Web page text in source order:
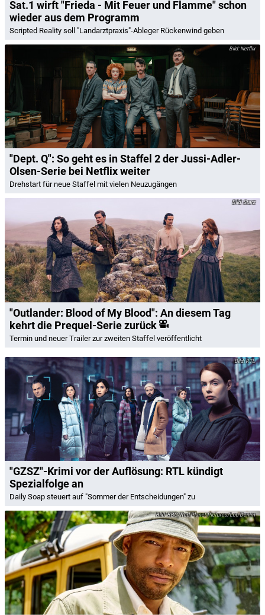
Sat.1 wirft "Frieda - Mit Feuer und Flamme" schon
wieder aus dem Programm
Scripted Reality soll "Landarztpraxis"-Ableger Rückenwind geben
Netflix
"Dept. Q": So geht es in Staffel 2 der Jussi-Adler-
Olsen-Serie bei Netflix weiter
Drehstart für neue Staffel mit vielen Neuzugängen
Starz
"Outlander: Blood of My Blood": An diesem Tag
kehrt die Prequel-Serie zurück
Termin und neuer Trailer zur zweiten Staffel veröffentlicht
RTL
"GZSZ"-Krimi vor der Auflösung: RTL kündigt
Spezialfolge an
Daily Soap steuert auf "Sommer der Entscheidungen" zu
BBC/Red Planet Pictures/Lou Denim